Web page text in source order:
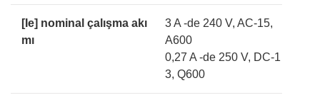
[Ie] nominal çalışma akı
mı
3 A -de 240 V, AC-15,
A600
0,27 A -de 250 V, DC-1
3, Q600